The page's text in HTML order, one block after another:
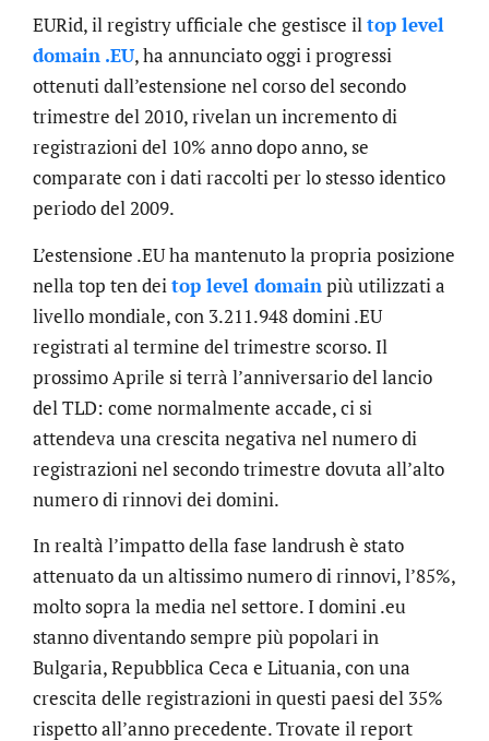
EURid, il registry ufficiale che gestisce iltop level
domain .EU, ha annunciato oggi i progressi
ottenuti dall’estensione nel corso del secondo
trimestre del 2010, rivelan un incremento di
registrazioni del 10% anno dopo anno, se
comparate con i dati raccolti per lo stesso identico
periodo del 2009.
L’estensione .EU ha mantenuto la propria posizione
nella top ten deitop level domainpiù utilizzati a
livello mondiale, con 3.211.948 domini .EU
registrati al termine del trimestre scorso. Il
prossimo Aprile si terrà l’anniversario del lancio
del TLD: come normalmente accade, ci si
attendeva una crescita negativa nel numero di
registrazioni nel secondo trimestre dovuta all’alto
numero di rinnovi dei domini.
In realtà l’impatto della fase landrush è stato
attenuato da un altissimo numero di rinnovi, l’85%,
molto sopra la media nel settore. I domini .eu
stanno diventando sempre più popolari in
Bulgaria, Repubblica Ceca e Lituania, con una
crescita delle registrazioni in questi paesi del 35%
rispetto all’anno precedente. Trovate il report